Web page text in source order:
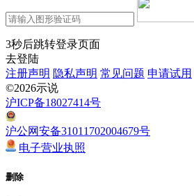
3秒后跳转登录页面
去登陆
注册声明 隐私声明 常见问题 申请试用
©2026示说
沪ICP备18027414号
沪公网安备31011702004679号
电子营业执照
删除